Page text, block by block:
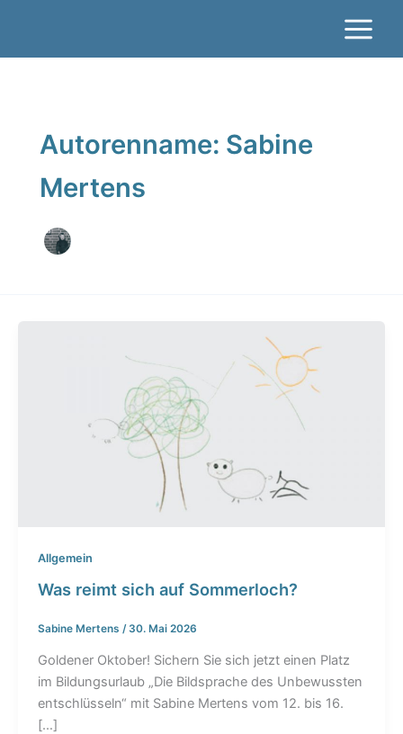
Autorenname: Sabine
Mertens
Allgemein
Was reimt sich auf Sommerloch?
Sabine Mertens / 30. Mai 2026
Goldener Oktober! Sichern Sie sich jetzt einen Platz
im Bildungsurlaub „Die Bildsprache des Unbewussten
entschlüsseln“ mit Sabine Mertens vom 12. bis 16.
[…]